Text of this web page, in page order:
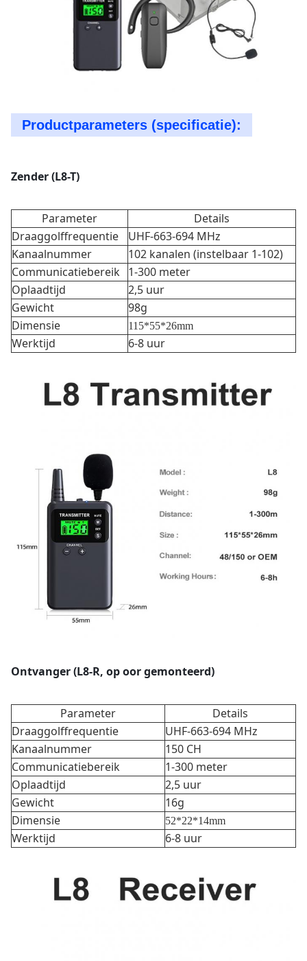
Productparameters (specificatie):
Zender (L8-T)
Parameter
Details
Draaggolffrequentie
UHF-663-694 MHz
Kanaalnummer
102 kanalen (instelbaar 1-102)
Communicatiebereik 1-300 meter
Oplaadtijd
2,5 uur
Gewicht
98g
Dimensie
115*55*26mm
Werktijd 6-8 uur
Ontvanger (L8-R, op oor gemonteerd)
Parameter
Details
Draaggolffrequentie
UHF-663-694 MHz
Kanaalnummer
150 CH
Communicatiebereik
1-300 meter
Oplaadtijd
2,5 uur
Gewicht
16g
Dimensie
52*22*14mm
Werktijd 6-8 uur